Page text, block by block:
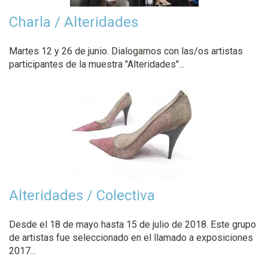
Charla / Alteridades
Martes 12 y 26 de junio. Dialogamos con las/os artistas
participantes de la muestra "Alteridades"...
Alteridades / Colectiva
Desde el 18 de mayo hasta 15 de julio de 2018. Este grupo
de artistas fue seleccionado en el llamado a exposiciones
2017...